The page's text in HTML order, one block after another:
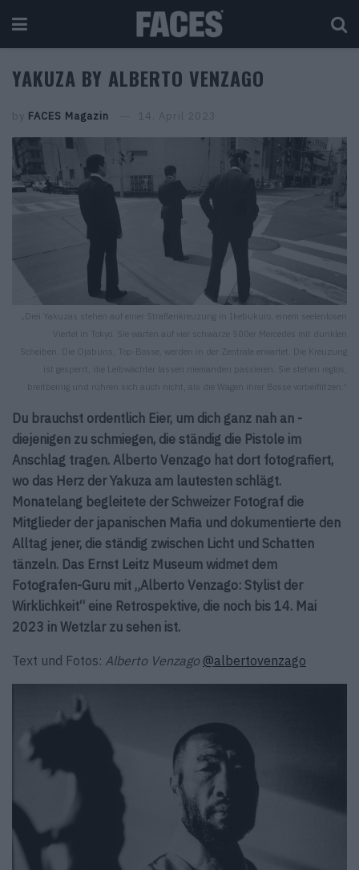
YAKUZA BY ALBERTO VENZAGO
by FACES Magazin 14. April 2023
„Drei Yakuzas stehen auf einer Straßenkreuzung in Ikebukuro, einem seelenlosen
Viertel in Tokyo. Sie warten auf vier schwarze 500er Mercedes mit dunklen
Scheiben. Die Ojabuns, Top-Bosse, werden in der Zentrale erwartet. Die Kreuzung
ist gesperrt, die Leibwächter lassen niemanden passieren. Sie stehen reglos,
breitbeinig und rühren sich auch nicht, als die Wagen ihrer Bosse vorbeiflitzen.“
Du brauchst ordentlich Eier, um dich ganz nah an ­
diejenigen zu schmiegen, die ständig die Pistole im
Anschlag ­tragen. Alberto Venzago hat dort fotografiert,
wo das Herz der Yakuza am lautesten schlägt.
Monatelang begleitete der Schweizer Fotograf die
Mitglieder der japanischen Mafia und dokumentierte den
Alltag jener, die ständig zwischen Licht und Schatten
tänzeln. Das Ernst Leitz Museum widmet dem
Fotografen-Guru mit „Alberto Venzago: Stylist der
Wirklichkeit“ eine Retrospektive, die noch bis 14. Mai
2023 in Wetzlar zu sehen ist.
Text und Fotos: Alberto Venzago @albertovenzago